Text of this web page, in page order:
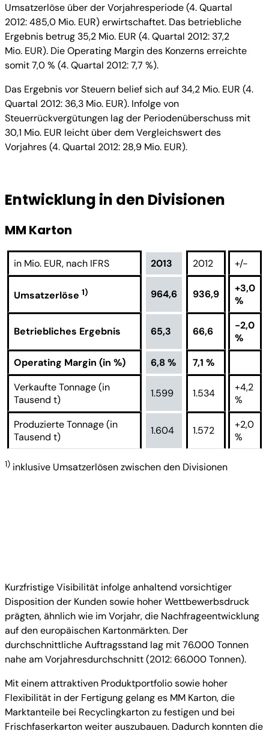
Umsatzerlöse über der Vorjahresperiode (4. Quartal
2012: 485,0 Mio. EUR) erwirtschaftet. Das betriebliche
Ergebnis betrug 35,2 Mio. EUR (4. Quartal 2012: 37,2
Mio. EUR). Die Operating Margin des Konzerns erreichte
somit 7,0 % (4. Quartal 2012: 7,7 %).
Das Ergebnis vor Steuern belief sich auf 34,2 Mio. EUR (4.
Quartal 2012: 36,3 Mio. EUR). Infolge von
Steuerrückvergütungen lag der Periodenüberschuss mit
30,1 Mio. EUR leicht über dem Vergleichswert des
Vorjahres (4. Quartal 2012: 28,9 Mio. EUR).
Entwicklung in den Divisionen
MM Karton
in Mio. EUR, nach IFRS 2013 2012 +/-
Umsatzerlöse 1) 964,6 936,9
+3,0
%
Betriebliches Ergebnis 65,3 66,6
-2,0
%
Operating Margin (in %)
6,8 %
7,1 %
Verkaufte Tonnage (in
Tausend t)
1.599 1.534
+4,2
%
Produzierte Tonnage (in
Tausend t)
1.604 1.572
+2,0
%
1) inklusive Umsatzerlösen zwischen den Divisionen
Kurzfristige Visibilität infolge anhaltend vorsichtiger
Disposition der Kunden sowie hoher Wettbewerbsdruck
prägten, ähnlich wie im Vorjahr, die Nachfrageentwicklung
auf den europäischen Kartonmärkten. Der
durchschnittliche Auftragsstand lag mit 76.000 Tonnen
nahe am Vorjahresdurchschnitt (2012: 66.000 Tonnen).
Mit einem attraktiven Produktportfolio sowie hoher
Flexibilität in der Fertigung gelang es MM Karton, die
Marktanteile bei Recyclingkarton zu festigen und bei
Frischfaserkarton weiter auszubauen. Dadurch konnten die